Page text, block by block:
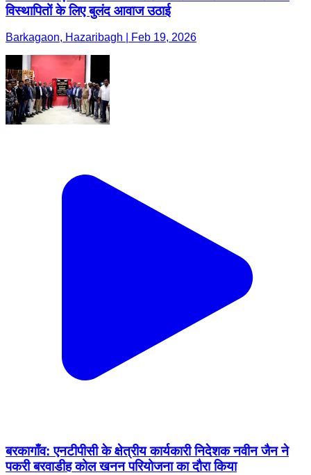
विस्थापितों के लिए बुलंद आवाज उठाई
Barkagaon, Hazaribagh | Feb 19, 2026
बरकागाँव: एनटीपीसी के क्षेत्रीय कार्यकारी निदेशक नवीन जैन ने
पकरी बरवाडीह कोल खनन परियोजना का दौरा किया